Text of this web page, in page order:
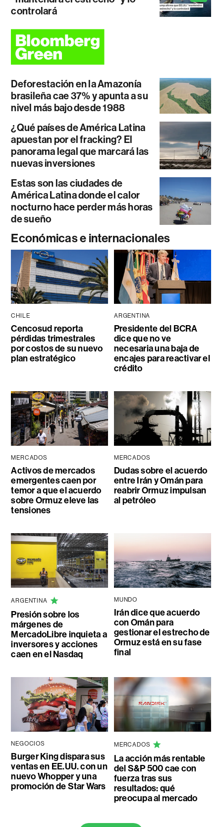
controlará
Deforestación en la Amazonía
brasileña cae 37% y apunta a su
nivel más bajo desde 1988
¿Qué países de América Latina
apuestan por el fracking? El
panorama legal que marcará las
nuevas inversiones
Estas son las ciudades de
América Latina donde el calor
nocturno hace perder más horas
de sueño
Económicas e internacionales
CHILE
Cencosud reporta
pérdidas trimestrales
por costos de su nuevo
plan estratégico
ARGENTINA
Presidente del BCRA
dice que no ve
necesaria una baja de
encajes para reactivar el
crédito
MERCADOS
Activos de mercados
emergentes caen por
temor a que el acuerdo
sobre Ormuz eleve las
tensiones
MERCADOS
Dudas sobre el acuerdo
entre Irán y Omán para
reabrir Ormuz impulsan
al petróleo
ARGENTINA
Presión sobre los
márgenes de
MercadoLibre inquieta a
inversores y acciones
caen en el Nasdaq
MUNDO
Irán dice que acuerdo
con Omán para
gestionar el estrecho de
Ormuz está en su fase
final
NEGOCIOS
Burger King dispara sus
ventas en EE.UU. con un
nuevo Whopper y una
promoción de Star Wars
MERCADOS
La acción más rentable
del S&P 500 cae con
fuerza tras sus
resultados: qué
preocupa al mercado